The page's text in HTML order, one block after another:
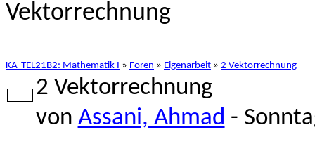
Vektorrechnung
KA-TEL21B2: Mathematik I » Foren » Eigenarbeit » 2 Vektorrechnung
2 Vektorrechnung
von Assani, Ahmad -